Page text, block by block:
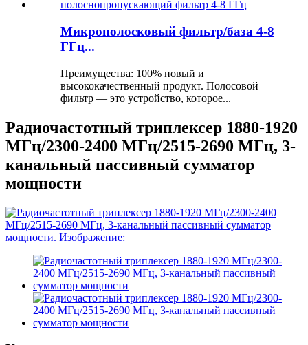
Микрополосковый фильтр/база 4-8
ГГц...
Преимущества: 100% новый и
высококачественный продукт. Полосовой
фильтр — это устройство, которое...
Радиочастотный триплексер 1880-1920
МГц/2300-2400 МГц/2515-2690 МГц, 3-
канальный пассивный сумматор
мощности